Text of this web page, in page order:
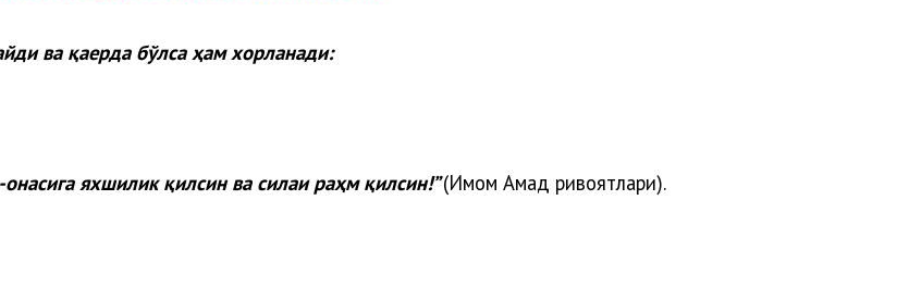
ва қаерда бўлса ҳам хорланади:
яхшилик қилсин ва силаи раҳм қилсин!”(Имом Аҳмад ривоятлари).